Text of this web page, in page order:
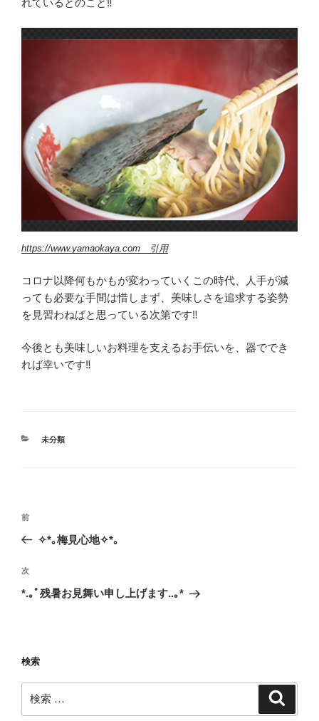
れているとのこと‼︎
https://www.yamaokaya.com 引用
コロナ以降何もかもが変わっていくこの時代、人手が減
っても必要な手間は惜しまず、美味しさを追求する姿勢
を見習わねばと思っている次第です‼︎
今後とも美味しいお料理を支えるお手伝いを、器ででき
れば幸いです‼︎
カ
未分類
投
ビ
ゲ
ン
過
去
投
稿
前
✧*｡梅見心地✧*｡
次
の
次
*.｡ﾟ残暑お見舞い申し上げます..｡*
検索
検
索: